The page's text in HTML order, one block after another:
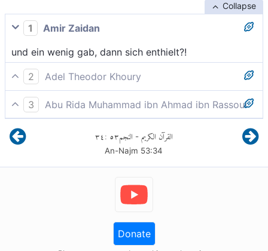
Collapse
1
Amir Zaidan
und ein wenig gab, dann sich enthielt?!
2
Adel Theodor Khoury
Und nur wenig gibt und dann (auch) aufhört?
3
Abu Rida Muhammad ibn Ahmad ibn Rassoul
und wenig gibt und geizt?
القرآن الكريم - النجم٥٣:٣٤
An-Najm 53:34
Donate